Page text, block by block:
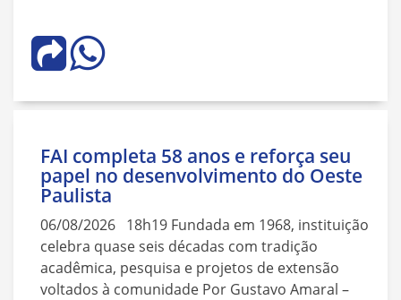
FAI completa 58 anos e reforça seu
papel no desenvolvimento do Oeste
Paulista
06/08/2026 18h19 Fundada em 1968, instituição
celebra quase seis décadas com tradição
acadêmica, pesquisa e projetos de extensão
voltados à comunidade Por Gustavo Amaral –